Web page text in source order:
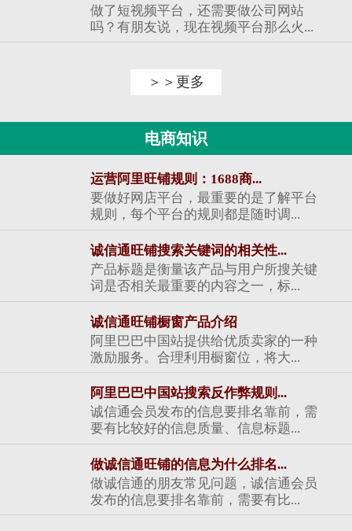
做了短视频平台，还需要做公司网站
吗？有朋友说，现在视频平台那么火...
＞＞更多
电商知识
运营阿里旺铺规则：1688商...
要做好网店平台，最重要的是了解平台
规则，每个平台的规则都是随时调...
诚信通旺铺搜索关键词的相关性...
产品标题是衡量该产品与用户所搜关键
词是否相关最重要的内容之一，标...
诚信通旺铺橱窗产品介绍
阿里巴巴中国站提供给优质卖家的一种
激励服务。合理利用橱窗位，将大...
阿里巴巴中国站搜索反作弊规则...
诚信通会员发布的信息要排名靠前，需
要有比较好的信息质量、信息标题...
做诚信通旺铺的信息为什么排名...
做诚信通的朋友常见问题，诚信通会员
发布的信息要排名靠前，需要有比...